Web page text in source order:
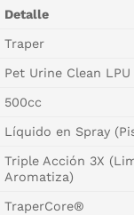
Detalle
Traper
Pet Urine Clean LPU
500cc
Líquido en Spray
Triple Acción 3X
Aromatiza)
TraperCore®